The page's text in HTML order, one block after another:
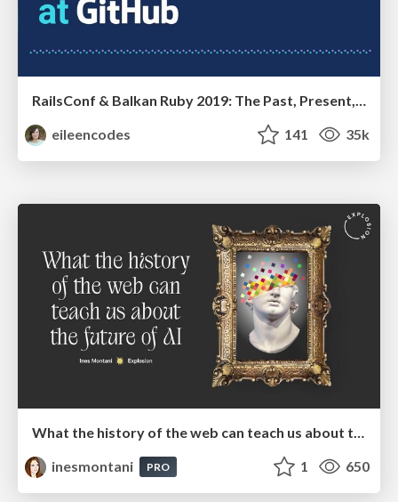
RailsConf & Balkan Ruby 2019: The Past, Present, and Future of Rails at GitHub
eileencodes
141 35k
inesmontani
PRO 1 650